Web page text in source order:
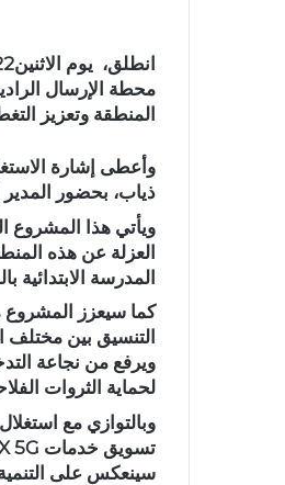
انطلق،
محطة الإرسال
المنطقة وتعزيز
وأعطى إشارة
ذياب، بحضور
المدرسة الابتدائية
كما سيعزز المشروع
التنسيق بين مختلف
ويرفع من نجاعة
لحماية الثروات
وبالتوازي مع
تسويق خدمات 5G
سينعكس على